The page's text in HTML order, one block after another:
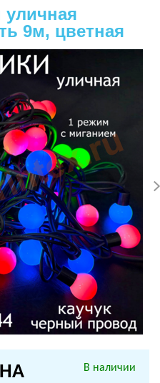
9м, цветная
В наличии